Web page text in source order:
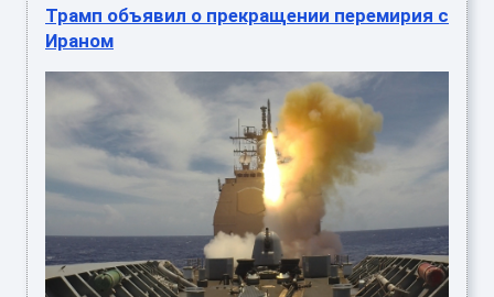
Трамп объявил о прекращении перемирия с
Ираном